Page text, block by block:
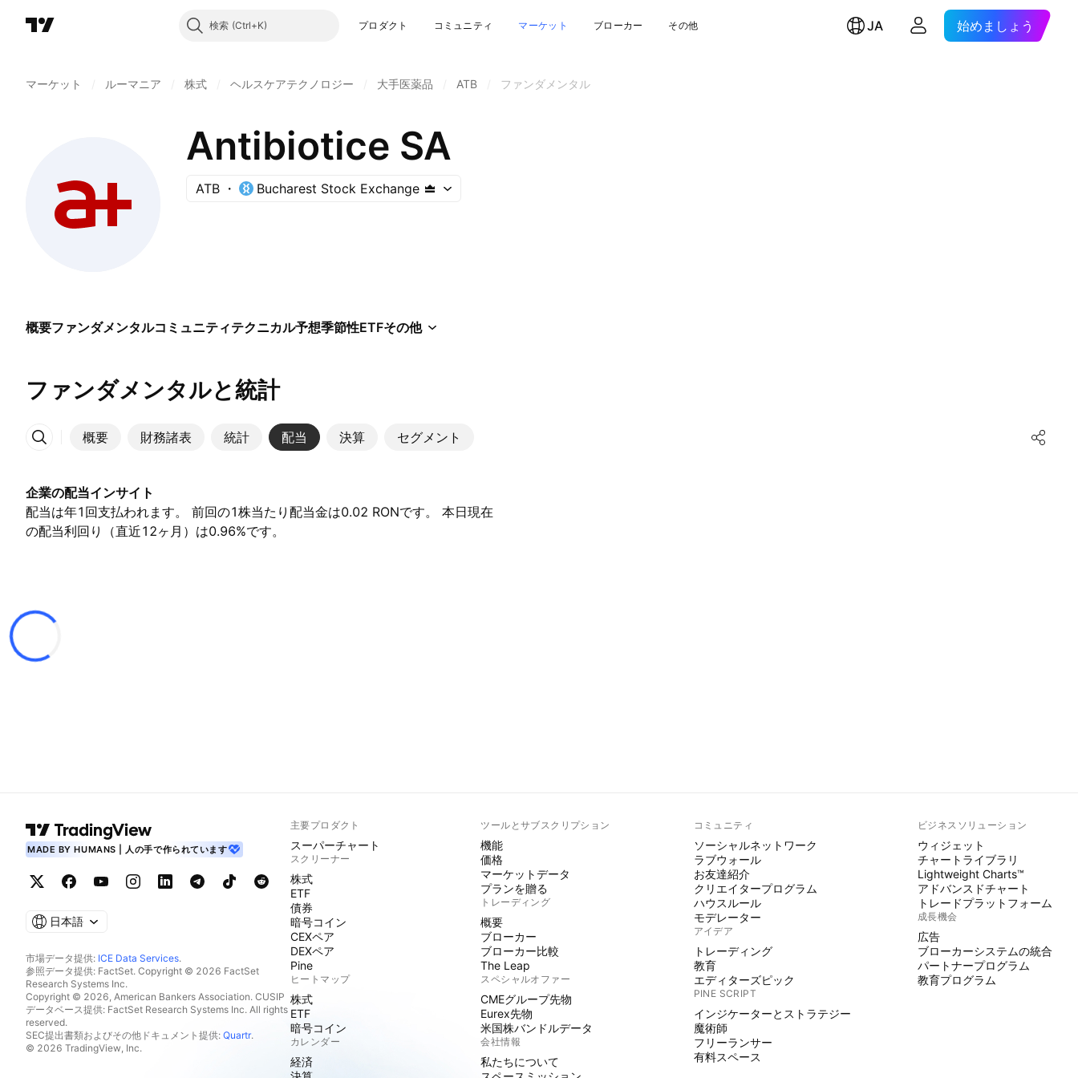
検索 プロダクト コミュニティ マーケット ブローカー その他 JA 始めましょう
マーケット ルーマニア 株式 ヘルスケアテクノロジー 大手医薬品 ATB ファンダメンタル
Antibiotice SA
ATB Bucharest Stock Exchange
概要ファンダメンタルコミュニティテクニカル予想季節性ETFその他
ファンダメンタルと統計
概要 財務諸表 統計 配当 決算 セグメント
その他
企業の配当インサイト
配当は年1回支払われます。 前回の1株当たり配当金は0.02 RONです。 本日現在
の配当利回り（直近12ヶ月）は0.96%です。
MADE BY HUMANS | 人の手で作られています
日本語
市場データ提供: ICE Data Services.
参照データ提供: FactSet. Copyright © 2026 FactSet
Research Systems Inc.
Copyright © 2026, American Bankers Association. CUSIP
データベース提供: FactSet Research Systems Inc. All rights
reserved.
SEC提出書類およびその他ドキュメント提供: Quartr.
© 2026 TradingView, Inc.
主要プロダクト
スーパーチャート
スクリーナー
株式
ETF
債券
暗号コイン
CEXペア
DEXペア
Pine
ヒートマップ
株式
ETF
暗号コイン
カレンダー
経済
ツールとサブスクリプション
機能
価格
マーケットデータ
プランを贈る
トレーディング
概要
ブローカー
ブローカー比較
The Leap
スペシャルオファー
CMEグループ先物
Eurex先物
米国株バンドルデータ
会社情報
私たちについて
コミュニティ
ソーシャルネットワーク
ラブウォール
お友達紹介
クリエイタープログラム
ハウスルール
モデレーター
アイデア
トレーディング
教育
エディターズピック
PINE SCRIPT
インジケーターとストラテジー
魔術師
フリーランサー
有料スペース
ビジネスソリューション
ウィジェット
チャートライブラリ
Lightweight Charts™
アドバンスドチャート
トレードプラットフォーム
成長機会
広告
ブローカーシステムの統合
パートナープログラム
教育プログラム